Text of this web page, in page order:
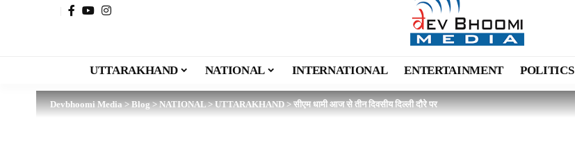
UTTARAKHAND NATIONAL INTERNATIONAL ENTERTAINMENT POLITICS
Devbhoomi Media>Blog>NATIONAL>UTTARAKHAND>सीएम धामी आज से तीन दिवसीय दिल्ली दौरे पर